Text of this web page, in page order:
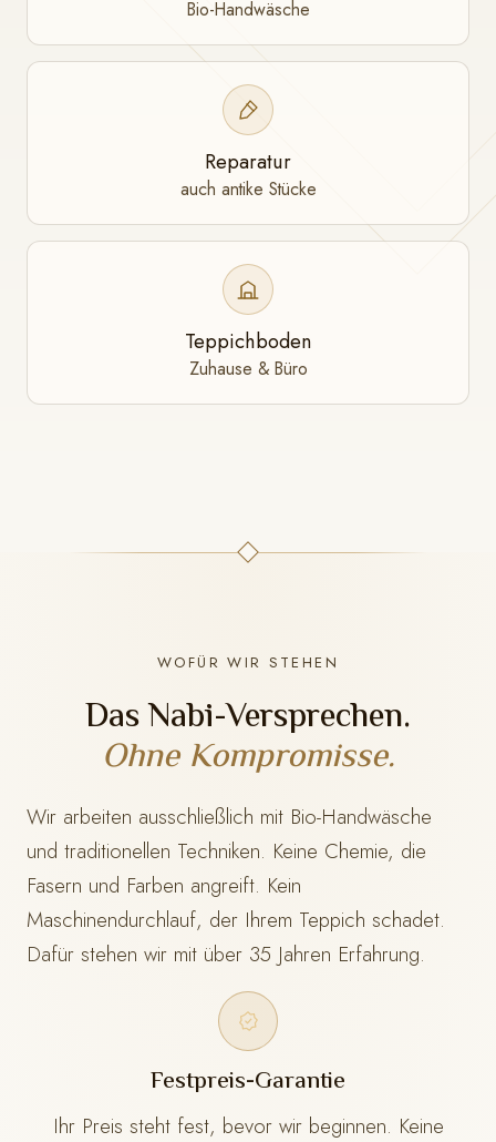
Bio-Handwäsche
Reparatur
auch antike Stücke
Teppichboden
Zuhause & Büro
WOFÜR WIR STEHEN
Das Nabi-Versprechen.
Ohne Kompromisse.
Wir arbeiten ausschließlich mit Bio-Handwäsche
und traditionellen Techniken. Keine Chemie, die
Fasern und Farben angreift. Kein
Maschinendurchlauf, der Ihrem Teppich schadet.
Dafür stehen wir mit über 35 Jahren Erfahrung.
Festpreis-Garantie
Ihr Preis steht fest, bevor wir beginnen. Keine